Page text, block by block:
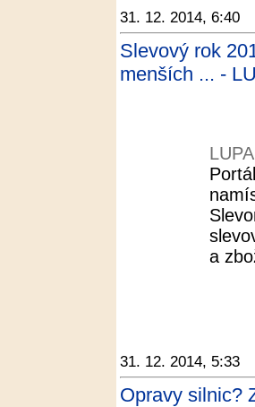
31. 12. 2014, 6:40
Slevový rok
menších ... -
LUPA
a
31. 12. 2014, 5:33
Opravy silnic?